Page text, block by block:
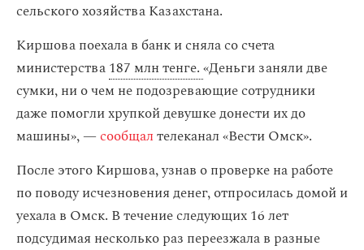
сельского хозяйства Казахстана.
Киршова поехала в банк и сняла со счета
министерства187 млн тенге.«Деньги заняли две
сумки, ни о чем не подозревающие сотрудники
даже помогли хрупкой девушке донести их до
машины», —сообщалтелеканал «Вести Омск».
После этого Киршова, узнав о проверке на работе
по поводу исчезновения денег, отпросилась домой и
уехала в Омск. В течение следующих 16 лет
подсудимая несколько раз переезжала в разные